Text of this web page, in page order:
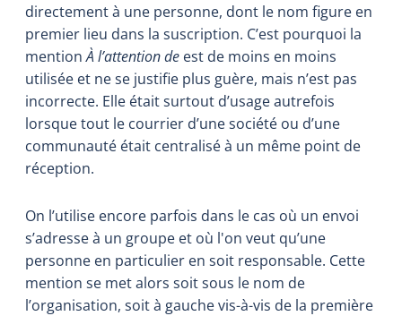
directement à une personne, dont le nom figure en
premier lieu dans la suscription. C’est pourquoi la
mentionÀ l’attention de est de moins en moins
utilisée et ne se justifie plus guère, mais n’est pas
incorrecte. Elle était surtout d’usage autrefois
lorsque tout le courrier d’une société ou d’une
communauté était centralisé à un même point de
réception.
On l’utilise encore parfois dans le cas où un envoi
s’adresse à un groupe et où l'on veut qu’une
personne en particulier en soit responsable. Cette
mention se met alors soit sous le nom de
l’organisation, soit à gauche vis-à-vis de la première